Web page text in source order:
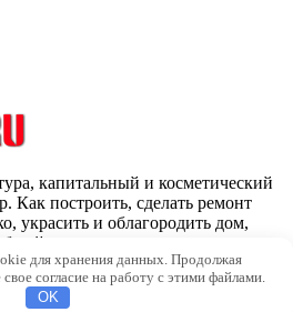
капитальный и косметический
Как построить, сделать ремонт
украсить и облагородить дом,
участок.
ремонте и дизайне
для хранения данных. Продолжая
согласие на работу с этими файлами.
OK